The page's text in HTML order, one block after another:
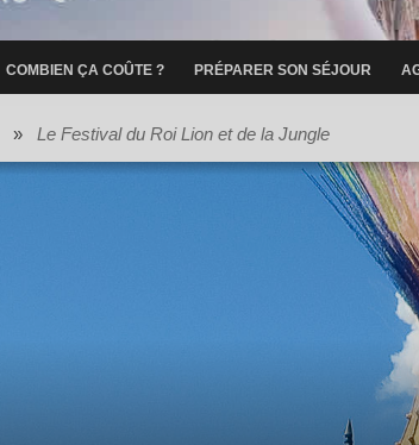
COMBIEN ÇA COÛTE ? PRÉPARER SON SÉJOUR
» Le Festival du Roi Lion et de la Jungle